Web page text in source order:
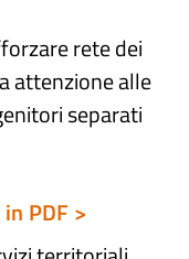
rete dei
attenzione alle
separati
PDF >